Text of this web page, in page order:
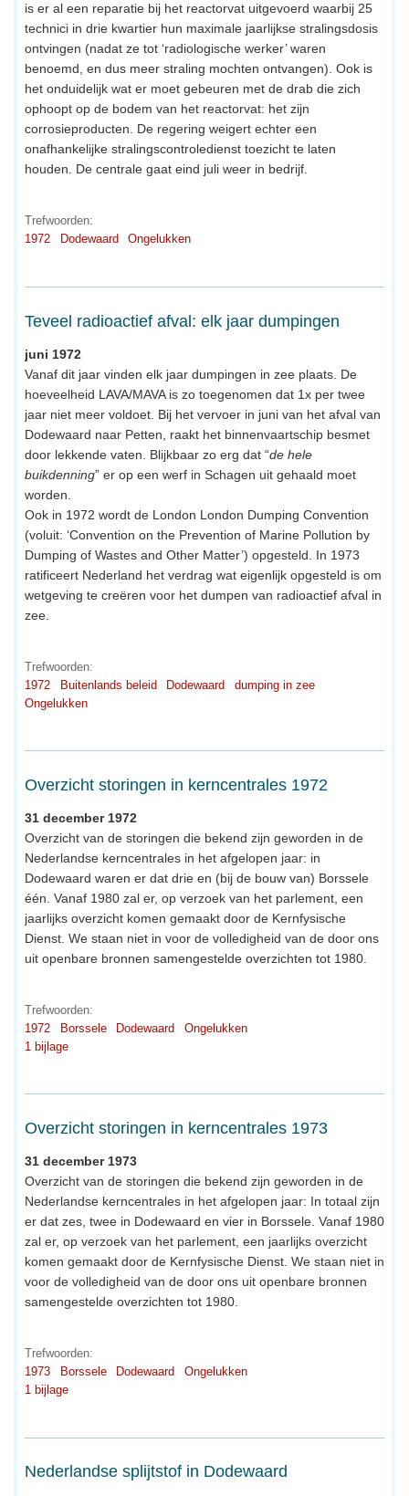
is er al een reparatie bij het reactorvat uitgevoerd waarbij 25
technici in drie kwartier hun maximale jaarlijkse stralingsdosis
ontvingen (nadat ze tot ‘radiologische werker’ waren
benoemd, en dus meer straling mochten ontvangen). Ook is
het onduidelijk wat er moet gebeuren met de drab die zich
ophoopt op de bodem van het reactorvat: het zijn
corrosieproducten. De regering weigert echter een
onafhankelijke stralingscontroledienst toezicht te laten
houden. De centrale gaat eind juli weer in bedrijf.
Trefwoorden:
1972
Dodewaard Ongelukken
Teveel radioactief afval: elk jaar dumpingen
juni 1972
Vanaf dit jaar vinden elk jaar dumpingen in zee plaats. De
hoeveelheid LAVA/MAVA is zo toegenomen dat 1x per twee
jaar niet meer voldoet. Bij het vervoer in juni van het afval van
Dodewaard naar Petten, raakt het binnenvaartschip besmet
door lekkende vaten. Blijkbaar zo erg dat “de hele
buikdenning” er op een werf in Schagen uit gehaald moet
worden.
Ook in 1972 wordt de London London Dumping Convention
(voluit: ‘Convention on the Prevention of Marine Pollution by
Dumping of Wastes and Other Matter’) opgesteld. In 1973
ratificeert Nederland het verdrag wat eigenlijk opgesteld is om
wetgeving te creëren voor het dumpen van radioactief afval in
zee.
Trefwoorden:
1972
Buitenlands beleid Dodewaard
dumping in zee
Ongelukken
Overzicht storingen in kerncentrales 1972
31 december 1972
Overzicht van de storingen die bekend zijn geworden in de
Nederlandse kerncentrales in het afgelopen jaar: in
Dodewaard waren er dat drie en (bij de bouw van) Borssele
één. Vanaf 1980 zal er, op verzoek van het parlement, een
jaarlijks overzicht komen gemaakt door de Kernfysische
Dienst. We staan niet in voor de volledigheid van de door ons
uit openbare bronnen samengestelde overzichten tot 1980.
Trefwoorden:
1972
Borssele Dodewaard
Ongelukken
1 bijlage
Overzicht storingen in kerncentrales 1973
31 december 1973
Overzicht van de storingen die bekend zijn geworden in de
Nederlandse kerncentrales in het afgelopen jaar: In totaal zijn
er dat zes, twee in Dodewaard en vier in Borssele. Vanaf 1980
zal er, op verzoek van het parlement, een jaarlijks overzicht
komen gemaakt door de Kernfysische Dienst. We staan niet in
voor de volledigheid van de door ons uit openbare bronnen
samengestelde overzichten tot 1980.
Trefwoorden:
1973
Borssele Dodewaard
Ongelukken
1 bijlage
Nederlandse splijtstof in Dodewaard